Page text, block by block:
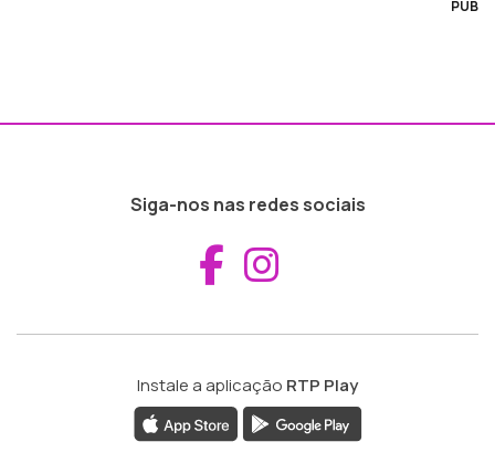
PUB
Siga-nos nas redes sociais
Aceder ao
Instale a aplicação RTP Play